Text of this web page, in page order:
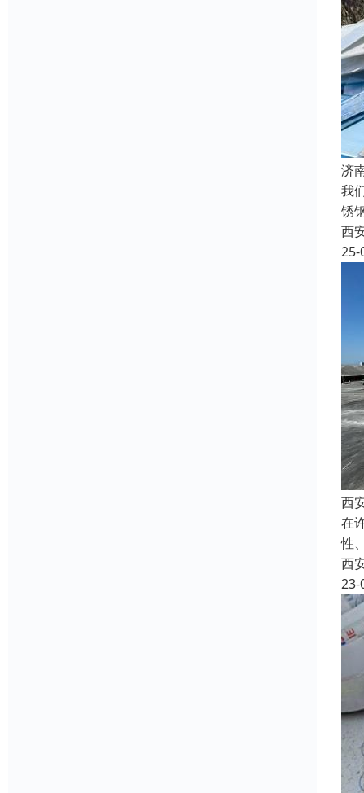
济
我
锈
西
25-
西
在
性
西
23-